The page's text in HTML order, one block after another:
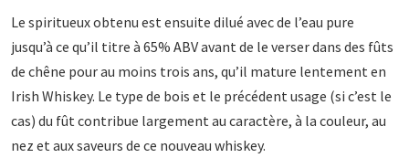
Le spiritueux obtenu est ensuite dilué avec de l’eau pure
jusqu’à ce qu’il titre à 65% ABV avant de le verser dans des fûts
de chêne pour au moins trois ans, qu’il mature lentement en
Irish Whiskey. Le type de bois et le précédent usage (si c’est le
cas) du fût contribue largement au caractère, à la couleur, au
nez et aux saveurs de ce nouveau whiskey.